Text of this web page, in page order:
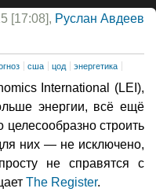
[17:08], Руслан Авдеев
сша цод энергетика
International (LEI),
энергии, всё ещё
целесообразно строить
них — не исключено,
не справятся с
The Register.